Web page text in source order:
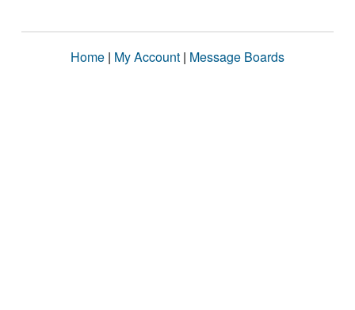
Home | My Account | Message Boards